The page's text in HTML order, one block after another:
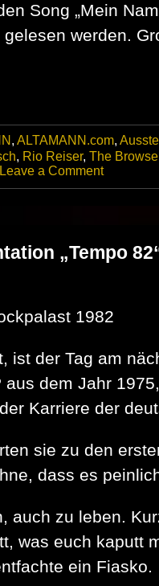
Song „Mein
werden.
, ALTAMANN.com,
, Rio Reiser, The
Leave a Commenton
Gallery
„Tempo
1982
ist der Tag am
dem Jahr
Karriere der
sie zu den
dass es
auch zu leben.
was euch kaputt
ein Fiasko.